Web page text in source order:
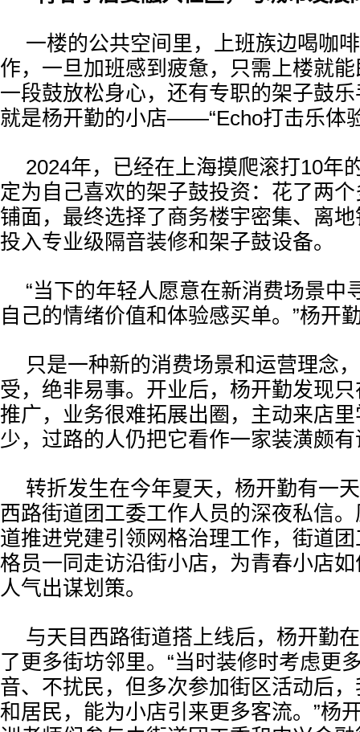
一楼的公共空间里，上班族边喝咖
作，一旦加班感到疲惫，只需上楼就
一段鼓放松身心，还有专职的架子鼓
就是杨开勤的小店——“Echo打击乐体
2024年，已经在上海摸爬滚打10年
定为自己喜欢的架子鼓投资：花了两
铺面，最终选择了商务楼宇密集、离
投入专业级隔音装修和架子鼓设备。
“当下的年轻人愿意在新消费场景中
自己的情绪价值和体验感买单。”杨开
只是一种新的消费场景和运营理念
受，绝非易事。开业后，杨开勤发现
推广，业务很难拓展出圈，主动来店
少，过路的人仍把它看作一家装潢颇
转折发生在今年夏天，杨开勤有一
西路街道团工委工作人员的深夜私信
道推进党建引领网格治理工作，街道
格员一同走访沿街小店，为青春小店
人气出谋划策。
与天目西路街道搭上线后，杨开勤
了更多街坊邻里。“当时装修时考虑更
音、不扰民，但多次参加街区活动后
和居民，能为小店引来更多客流。”杨